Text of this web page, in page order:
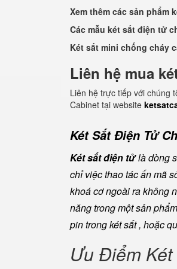
Xem thêm các sản phẩm
Các mẫu két sắt điện tử
Két sắt mini chống cháy
Liên hệ mua
Liên hệ trực tiếp với chúng
Cabinet tại website
Két Sắt Điện Tử
Két sắt điện tửlà dòng
chỉ việc thao tác ấn mã
khoá cơ ngoài ra không
năng trong một sản
pin trong két sắt , hoặc
Ưu Điểm